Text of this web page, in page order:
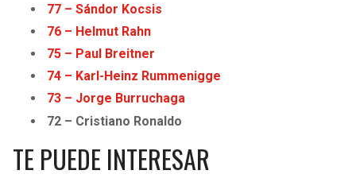
77 – Sándor Kocsis
76 – Helmut Rahn
75 – Paul Breitner
74 – Karl-Heinz Rummenigge
73 – Jorge Burruchaga
72 – Cristiano Ronaldo
TE PUEDE INTERESAR